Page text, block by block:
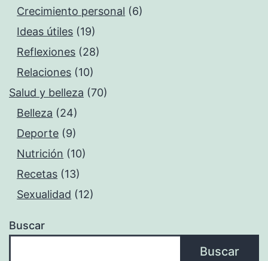
Crecimiento personal (6)
Ideas útiles (19)
Reflexiones (28)
Relaciones (10)
Salud y belleza (70)
Belleza (24)
Deporte (9)
Nutrición (10)
Recetas (13)
Sexualidad (12)
Buscar
Buscar